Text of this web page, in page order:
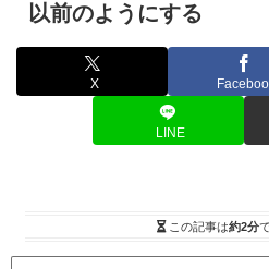
以前のようにする
X
LINE
この記事は約2分